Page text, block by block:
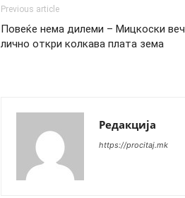
Previous article
Повеќе нема дилеми – Мицкоски
лично откри колкава плата зема
Редакција
https://procitaj.mk